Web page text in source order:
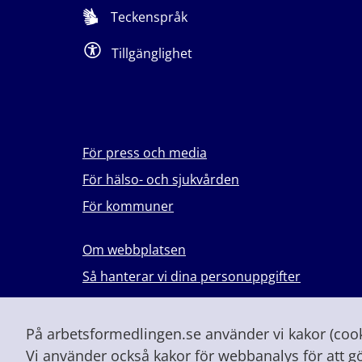
På arbetsformedlingen.se använder vi kakor
Vi använder också kakor för webbanalys för att
Teckenspråk
Tillgänglighet
För press och media
För hälso- och sjukvården
För kommuner
Om webbplatsen
Så hanterar vi dina personuppgifter
Lever du med våld i en nära relation?
Vid höjd beredskap och krig